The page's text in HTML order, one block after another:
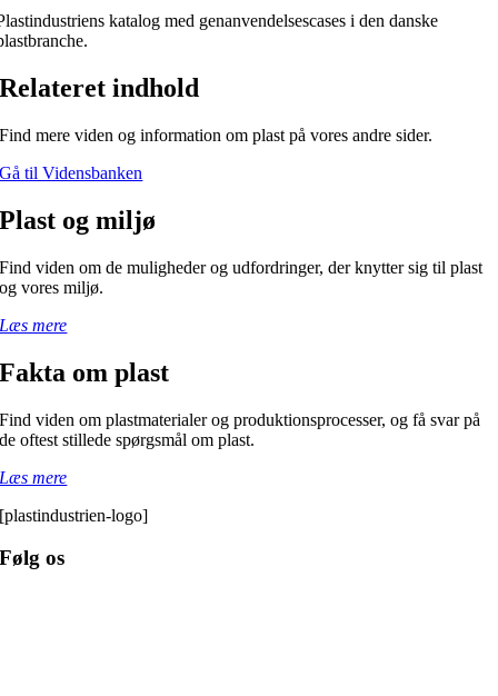
katalog med genanvendelsescases i den danske
Relateret indhold
Find mere viden og information om plast på vores andre sider.
Gå til Vidensbanken
Plast og miljø
Find viden om de muligheder og udfordringer, der knytter sig til plast
og vores miljø.
Læs mere
Fakta om plast
Find viden om plastmaterialer og produktionsprocesser, og få svar på
de oftest stillede spørgsmål om plast.
Læs mere
[plastindustrien-logo]
Følg os